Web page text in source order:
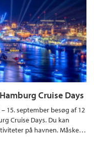
Cruise Days
15. september besøg af 12
Cruise Days. Du kan
på havnen. Måske…